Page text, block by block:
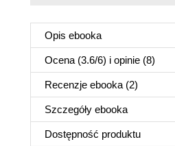
Opis ebooka
Ocena (3.6/6) i opinie (8)
Recenzje ebooka (2)
Szczegóły ebooka
Dostępność produktu